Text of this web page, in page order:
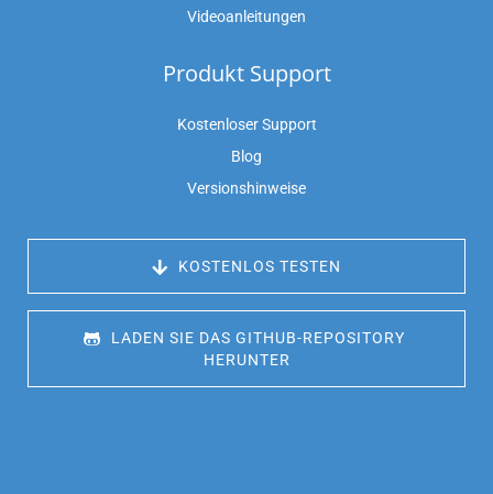
Videoanleitungen
Produkt Support
Kostenloser Support
Blog
Versionshinweise
KOSTENLOS TESTEN
LADEN SIE DAS GITHUB-REPOSITORY
HERUNTER